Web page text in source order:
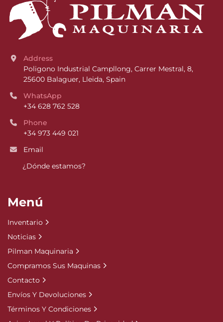
Address
Poligono Industrial Campllong, Carrer Mestral, 8,
25600 Balaguer, Lleida, Spain
WhatsApp
+34 628 762 528
Phone
+34 973 449 021
Email
¿Dónde estamos?
Menú
Inventario
Noticias
Pilman Maquinaria
Compramos Sus Maquinas
Contacto
Envíos Y Devoluciones
Términos Y Condiciones